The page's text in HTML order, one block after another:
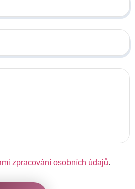
zpracování osobních údajů.